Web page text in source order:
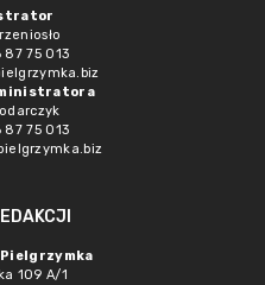
75 013
75 013
Pielgrzymka
109 A/1